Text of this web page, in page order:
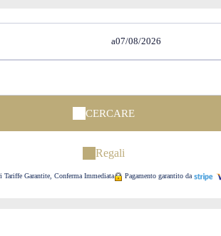
a
CERCARE
Regali
Garantite, Conferma Immediata Pagamento garantito da